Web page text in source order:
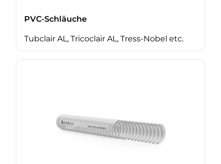
PVC-Schläuche
Tubclair AL, Tricoclair AL, Tress-Nobel etc.